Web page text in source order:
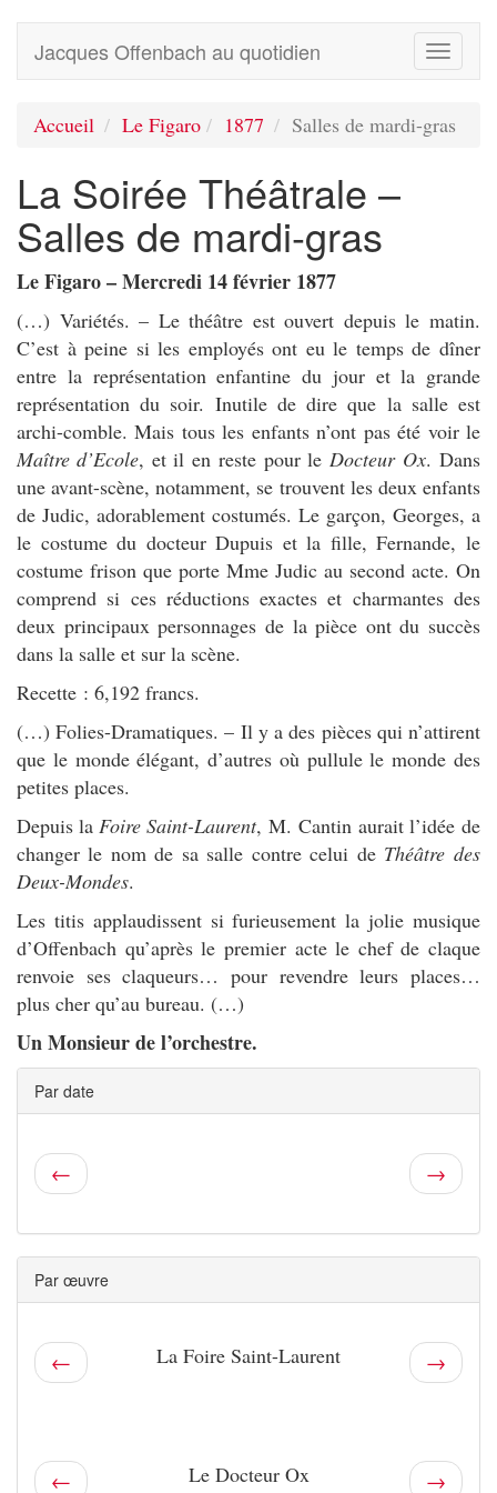
Toggle
Jacques Offenbach au quotidien
Accueil Le Figaro 1877 Salles de mardi-gras
La Soirée Théâtrale –
Salles de mardi-gras
Le Figaro – Mercredi 14 février 1877
(…) Variétés. – Le théâtre est ouvert depuis le matin.
C’est à peine si les employés ont eu le temps de dîner
entre la représentation enfantine du jour et la grande
représentation du soir. Inutile de dire que la salle est
archi-comble. Mais tous les enfants n’ont pas été voir le
Maître d’Ecole, et il en reste pour le Docteur Ox. Dans
une avant-scène, notamment, se trouvent les deux enfants
de Judic, adorablement costumés. Le garçon, Georges, a
le costume du docteur Dupuis et la fille, Fernande, le
costume frison que porte Mme Judic au second acte. On
comprend si ces réductions exactes et charmantes des
deux principaux personnages de la pièce ont du succès
dans la salle et sur la scène.
Recette : 6,192 francs.
(…) Folies-Dramatiques. – Il y a des pièces qui n’attirent
que le monde élégant, d’autres où pullule le monde des
petites places.
Depuis la Foire Saint-Laurent, M. Cantin aurait l’idée de
changer le nom de sa salle contre celui de Théâtre des
Deux-Mondes.
Les titis applaudissent si furieusement la jolie musique
d’Offenbach qu’après le premier acte le chef de claque
renvoie ses claqueurs… pour revendre leurs places…
plus cher qu’au bureau. (…)
Un Monsieur de l’orchestre.
Par date
← →
Par œuvre
← La Foire Saint-Laurent →
← Le Docteur Ox →